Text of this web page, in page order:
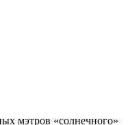
мэтров «солнечного»